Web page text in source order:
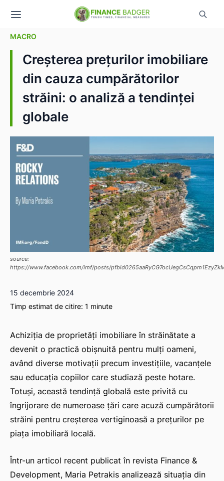
MACRO
Creșterea prețurilor imobiliare
din cauza cumpărătorilor
străini: o analiză a tendinței
globale
source:
https://www.facebook.com/imf/posts/
15 decembrie 2024
Timp estimat de citire: 1 minute
Achiziția de proprietăți imobiliare în străinătate a
devenit o practică obișnuită pentru mulți oameni,
având diverse motivații precum investițiile, vacanțele
sau educația copiilor care studiază peste hotare.
Totuși, această tendință globală este privită cu
îngrijorare de numeroase țări care acuză cumpărătorii
străini pentru creșterea vertiginoasă a prețurilor pe
piața imobiliară locală.
Într-un articol recent publicat în revista Finance &
Development, Maria Petrakis analizează situația din